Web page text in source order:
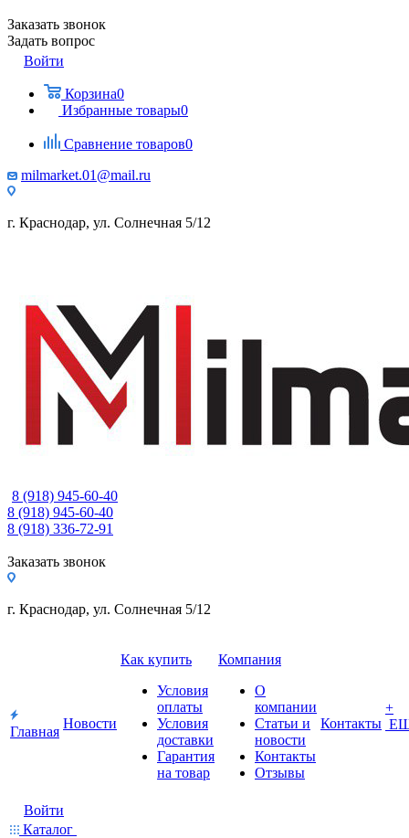
Заказать звонок
Задать вопрос
Войти
Корзина0
Избранные товары0
Сравнение товаров0
milmarket.01@mail.ru
г. Краснодар, ул. Солнечная 5/12
8 (918) 945-60-40
8 (918) 945-60-40
8 (918) 336-72-91
Заказать звонок
г. Краснодар, ул. Солнечная 5/12
Главная
Новости
Как купить
Условия
оплаты
Условия
доставки
Гарантия
на товар
Компания
О
компании
Статьи и
новости
Контакты
Отзывы
Контакты
+
Войти
Каталог